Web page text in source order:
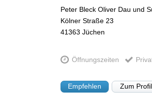
Peter Bleck Oliver Dau und
Kölner Straße 23
41363 Jüchen
Öffnungszeiten
Empfehlen Zum Profil